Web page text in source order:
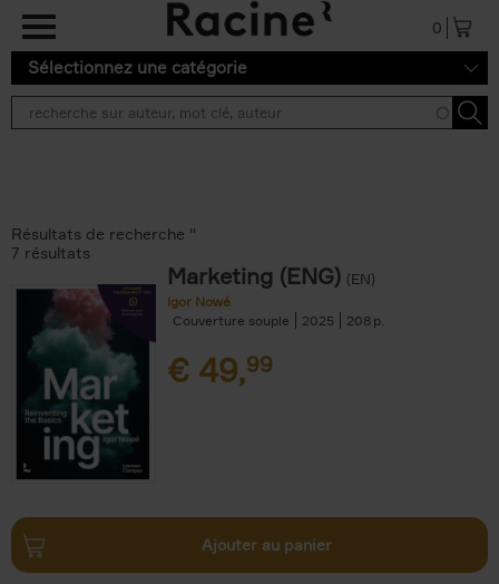
Aller au contenu principal
0
Sélectionnez une catégorie
Résultats de recherche ''
7 résultats
Marketing (ENG) (EN)
Igor Nowé
Couverture souple
2025 208
€ 49,99
Ajouter au panier